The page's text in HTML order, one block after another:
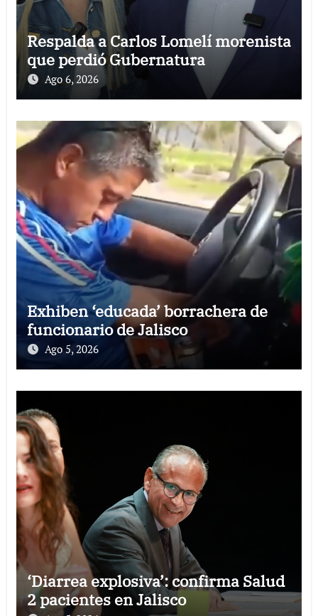
Respalda a Carlos Lomelí morenista
que perdió Gubernatura
Ago 6, 2026
Exhiben ‘educada’ borrachera de
funcionario de Jalisco
Ago 5, 2026
‘Diarrea explosiva’: confirma Salud
2 pacientes en Jalisco